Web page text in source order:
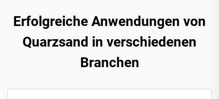
Erfolgreiche Anwendungen von
Quarzsand in verschiedenen
Branchen